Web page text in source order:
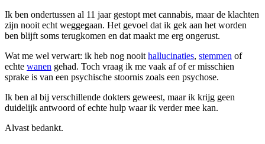
Ik ben ondertussen al 11 jaar gestopt met cannabis, maar de klachten
zijn nooit echt weggegaan. Het gevoel dat ik gek aan het worden
ben blijft soms terugkomen en dat maakt me erg ongerust.
Wat me wel verwart: ik heb nog nooit hallucinaties, stemmen of
echte wanen gehad. Toch vraag ik me vaak af of er misschien
sprake is van een psychische stoornis zoals een psychose.
Ik ben al bij verschillende dokters geweest, maar ik krijg geen
duidelijk antwoord of echte hulp waar ik verder mee kan.
Alvast bedankt.